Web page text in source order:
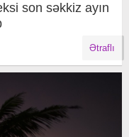
son səkkiz ayın
Ətraflı